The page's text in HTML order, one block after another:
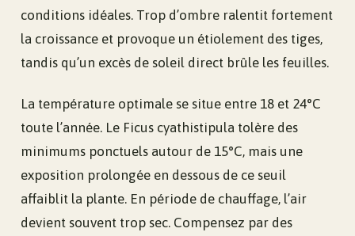
conditions idéales. Trop d’ombre ralentit fortement
la croissance et provoque un étiolement des tiges,
tandis qu’un excès de soleil direct brûle les feuilles.
La température optimale se situe entre 18 et 24°C
toute l’année. Le Ficus cyathistipula tolère des
minimums ponctuels autour de 15°C, mais une
exposition prolongée en dessous de ce seuil
affaiblit la plante. En période de chauffage, l’air
devient souvent trop sec. Compensez par des